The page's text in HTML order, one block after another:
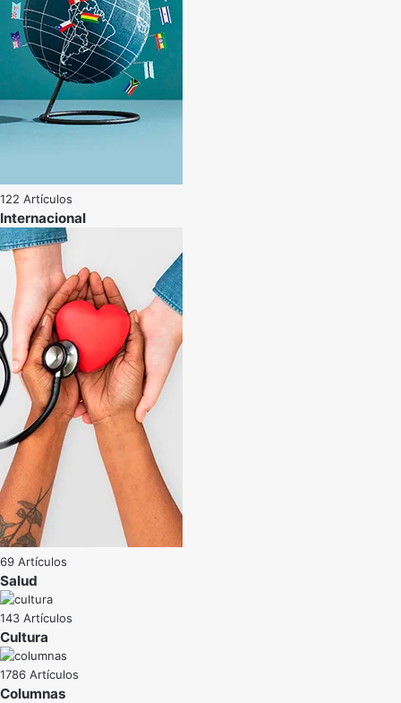
122 Artículos
Internacional
69 Artículos
Salud
143 Artículos
Cultura
1786 Artículos